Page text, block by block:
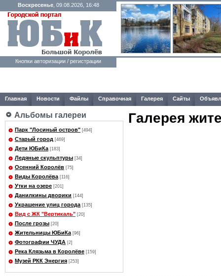
Воскресенье, 09.08.2026, 16:48
Кнопки авторизации / регистрации
Главная Новости Файлы Справочная Галерея Сайты
Альбомы галереи
Парк "Лосиный остров" [494]
Старый город [469]
Дети ЮБиКа [183]
Ледяные скульптуры [34]
Осенний Королёв [75]
Виды Королёва [116]
Утки на озере [201]
Данилкины дворики [144]
Украшение улиц города [135]
Вид с ЖК "Вертикаль" [20]
После грозы [20]
Жительницы ЮБиКа [96]
Фотографии ЧУДА [2]
Река Клязьма в Королёве [159]
Музей РКК Энергия [253]
Галерея